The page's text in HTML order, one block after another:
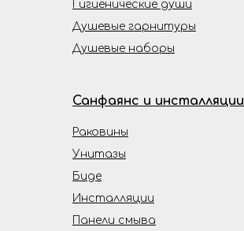
Душевые гарнитуры
Душевые наборы
Гигиенические души
Инсталляции
Панели смыва
Биде
Унитазы
Раковины
Санфаянс и инсталляции